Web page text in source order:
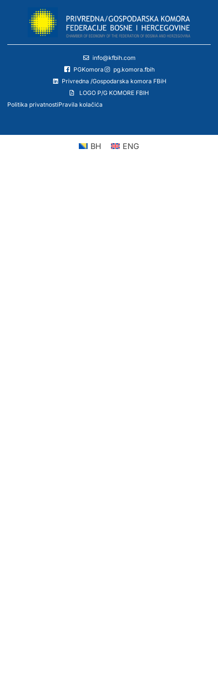
info@kfbih.com
PGKomora
pg.komora.fbih
Privredna /Gospodarska komora FBiH
LOGO P/G KOMORE FBIH
Politika privatnostiPravila kolačića
BH ENG